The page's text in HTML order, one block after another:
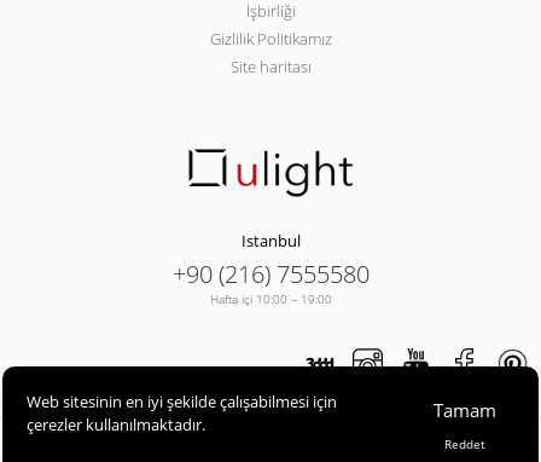
İşbirliği
Gizlilik Politikamız
Site haritası
Istanbul
+90 (216) 7555580
Hafta içi 10:00 – 19:00
Web sitesinin en iyi şekilde çalışabilmesi için
çerezler kullanılmaktadır.
Tamam
Reddet